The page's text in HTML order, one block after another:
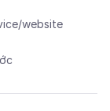
website